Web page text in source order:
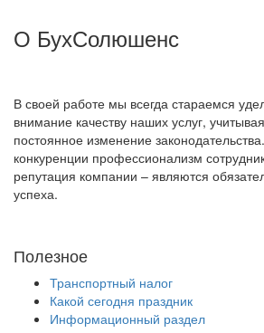
О БухСолюшенс
В своей работе мы всегда стараемся
внимание качеству наших услуг,
постоянное изменение
конкуренции профессионализм
репутация компании – являются
успеха.
Полезное
Транспортный налог
Какой сегодня праздник
Информационный раздел